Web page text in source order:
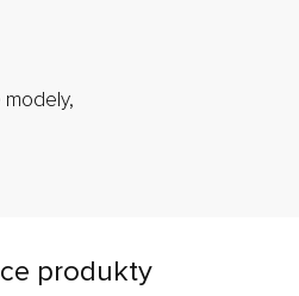
produkty